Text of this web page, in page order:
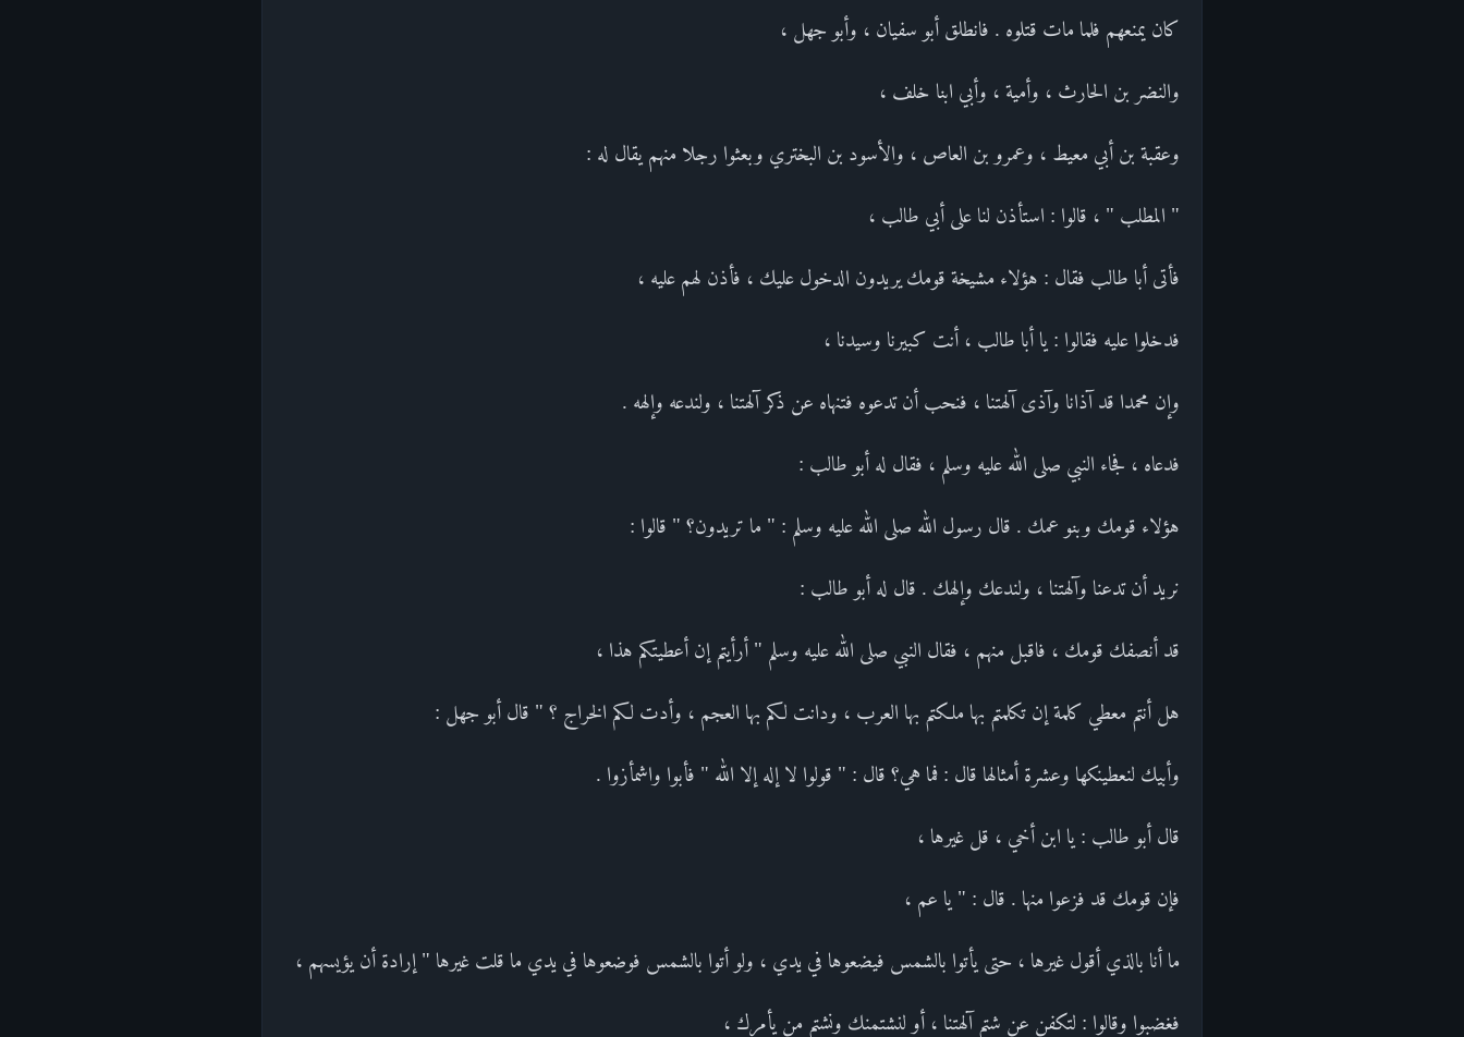
كان يمنعهم فلما مات قتلوه . فانطلق أبو سفيان ، وأبو جهل ،
والنضر بن الحارث ، وأمية ، وأبي ابنا خلف ،
وعقبة بن أبي معيط ، وعمرو بن العاص ، والأسود بن البختري وبعثوا رجلا منهم يقال له :
" المطلب " ، قالوا : استأذن لنا على أبي طالب ،
فأتى أبا طالب فقال : هؤلاء مشيخة قومك يريدون الدخول عليك ، فأذن لهم عليه ،
فدخلوا عليه فقالوا : يا أبا طالب ، أنت كبيرنا وسيدنا ،
وإن محمدا قد آذانا وآذى آلهتنا ، فنحب أن تدعوه فتنهاه عن ذكر آلهتنا ، ولندعه وإلهه .
فدعاه ، فجاء النبي صلى الله عليه وسلم ، فقال له أبو طالب :
هؤلاء قومك وبنو عمك . قال رسول الله صلى الله عليه وسلم : " ما تريدون؟ " قالوا :
نريد أن تدعنا وآلهتنا ، ولندعك وإلهك . قال له أبو طالب :
قد أنصفك قومك ، فاقبل منهم ، فقال النبي صلى الله عليه وسلم " أرأيتم إن أعطيتكم هذا ،
هل أنتم معطي كلمة إن تكلمتم بها ملكتم بها العرب ، ودانت لكم بها العجم ، وأدت لكم الخراج ؟ " قال أبو جهل :
وأبيك لنعطينكها وعشرة أمثالها قال : فما هي؟ قال : " قولوا لا إله إلا الله " فأبوا واشمأزوا .
قال أبو طالب : يا ابن أخي ، قل غيرها ،
فإن قومك قد فزعوا منها . قال : " يا عم ،
ما أنا بالذي أقول غيرها ، حتى يأتوا بالشمس فيضعوها في يدي ، ولو أتوا بالشمس فوضعوها في يدي ما قلت غيرها " إرادة أن يؤيسهم ،
فغضبوا وقالوا : لتكفن عن شتم آلهتنا ، أو لنشتمنك ونشتم من يأمرك ،